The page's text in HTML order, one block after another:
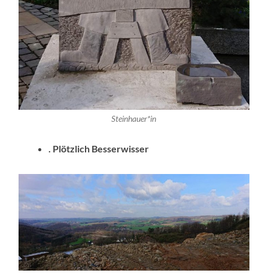
Steinhauer*in
. Plötzlich Besserwisser